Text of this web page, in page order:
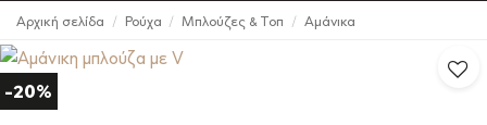
Αρχική σελίδα / Ρούχα / Μπλούζες & Τοπ / Αμάνικα
-20%